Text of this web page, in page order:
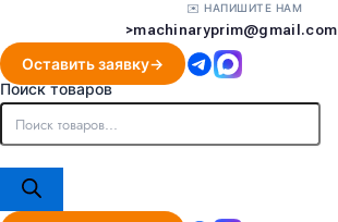
✉️ НАПИШИТЕ НАМ
>machinaryprim@gmail.com
Оставить заявку
Поиск товаров